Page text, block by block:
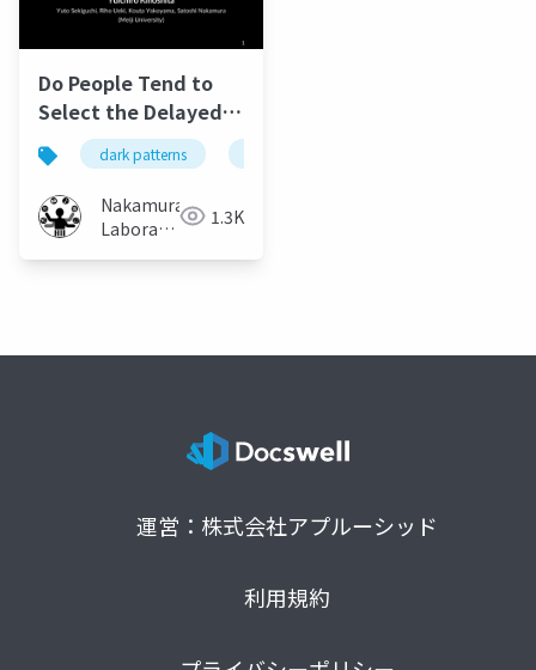
Do People Tend to
Select the Delayed
Item? dark patterns
Nakamura
Laboratory
1.3K
運営：株式会社アプルーシッド
利用規約